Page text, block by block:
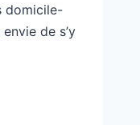
domicile-
de s’y